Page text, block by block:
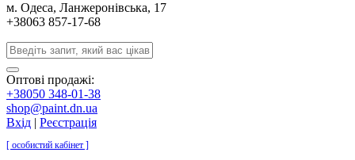
м. Одеса, Ланжеронiвська, 17
+38063 857-17-68
Оптові продажі:
+38050 348-01-38
shop@paint.dn.ua
Вхід | Реєстрація
[ особистий кабінет ]